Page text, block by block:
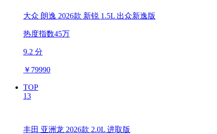
大众 朗逸 2026款 新锐 1.5L 出众新逸版
热度指数45万
9.2 分
￥ 79990
TOP
13
丰田 亚洲龙 2026款 2.0L 进取版